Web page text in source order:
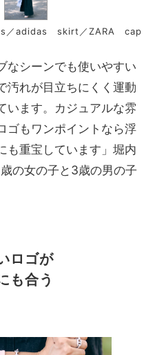
／adidas skirt／ZARA cap
なシーンでも使いやすい
汚れが目立ちにくく運動
います。カジュアルな雰
ゴもワンポイントなら浮
も重宝しています」堀内
の女の子と3歳の男の子
ロゴが
も合う